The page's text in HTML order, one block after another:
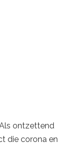
ontzettend
die corona en